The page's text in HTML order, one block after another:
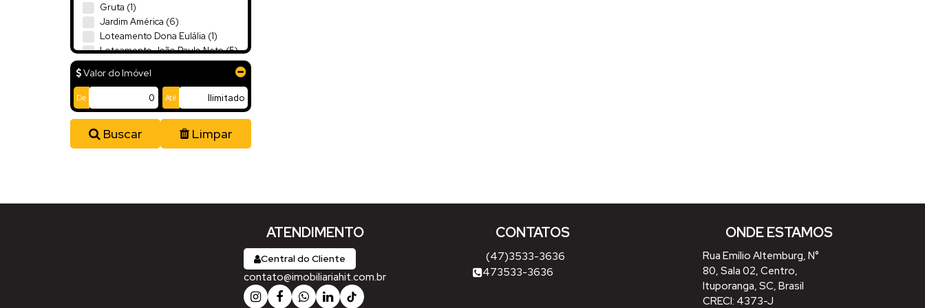
Gruta (1)
Jardim América (6)
Loteamento Dona Eulália (1)
Loteamento João Paulo Neto (5)
Vila Nova (2)
Navegantes (3)
Meia Praia (2)
Valor do Imóvel
De Até
Buscar Limpar
ATENDIMENTO
Central do Cliente
contato@imobiliariahit.com.br
CONTATOS
(47)3533-3636
473533-3636
ONDE ESTAMOS
Rua Emílio Altemburg, N°
80, Sala 02, Centro,
Ituporanga, SC, Brasil
CRECI: 4373-J